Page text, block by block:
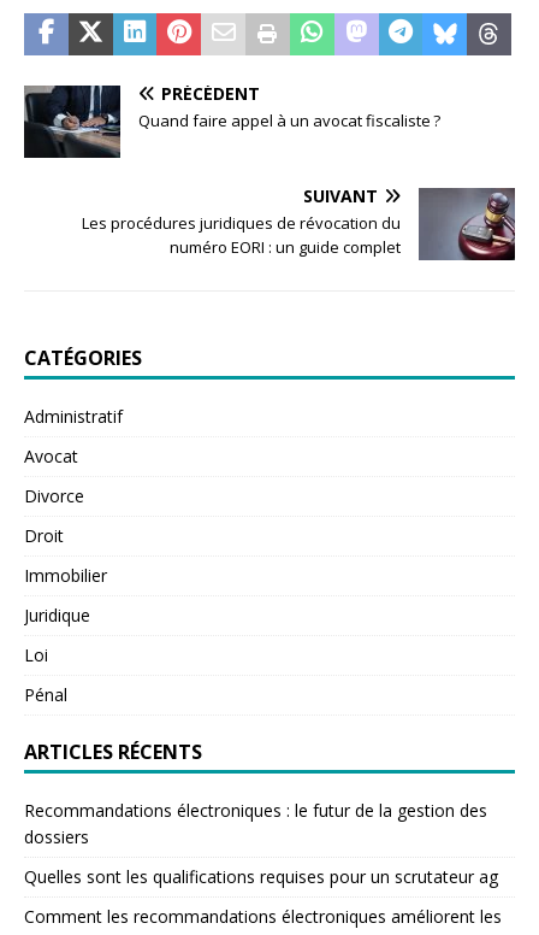
PRÉCÉDENT
Quand faire appel à un avocat fiscaliste ?
SUIVANT
Les procédures juridiques de révocation du
numéro EORI : un guide complet
CATÉGORIES
Administratif
Avocat
Divorce
Droit
Immobilier
Juridique
Loi
Pénal
ARTICLES RÉCENTS
Recommandations électroniques : le futur de la gestion des
dossiers
Quelles sont les qualifications requises pour un scrutateur ag
Comment les recommandations électroniques améliorent les